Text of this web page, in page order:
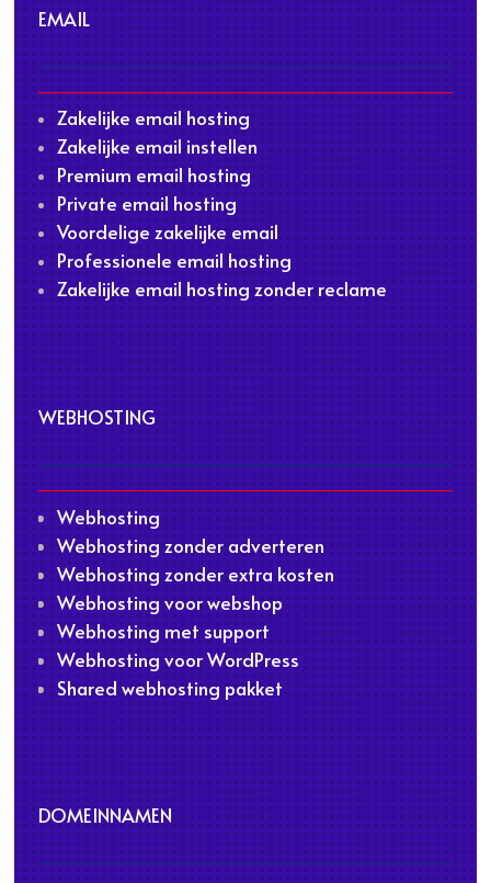
EMAIL
Zakelijke email hosting
Zakelijke email instellen
Premium email hosting
Private email hosting
Voordelige zakelijke email
Professionele email hosting
Zakelijke email hosting zonder reclame
WEBHOSTING
Webhosting
Webhosting zonder adverteren
Webhosting zonder extra kosten
Webhosting voor webshop
Webhosting met support
Webhosting voor WordPress
Shared webhosting pakket
DOMEINNAMEN